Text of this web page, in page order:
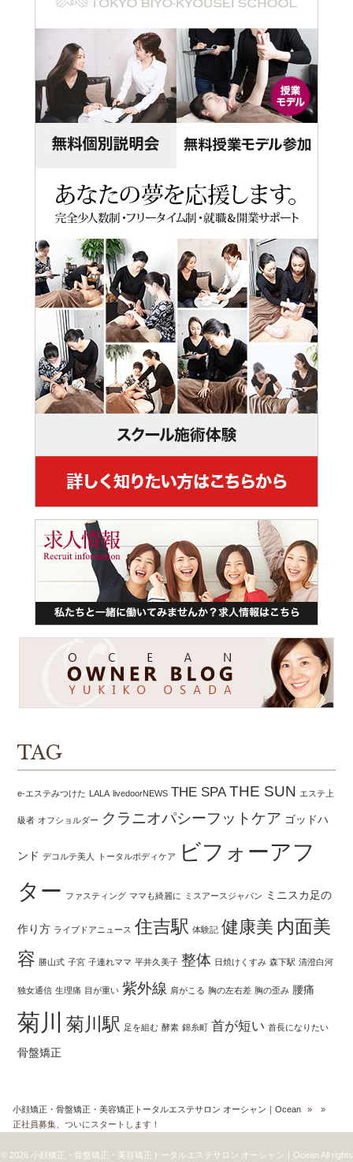
TAG
e-エステみつけた LALA livedoorNEWS THE SPA THE SUN エステ上
級者 オフショルダー クラニオパシーフットケア ゴッドハ
ンド デコルテ美人 トータルボディケア
ビフォーアフ
ター ファスティング ママも綺麗に ミスアースジャパン ミニスカ足の
作り方 ライブドアニュース 住吉駅 体験記 健康美 内面美
容 勝山式 子宮 子連れママ 平井久美子 整体 日焼けくすみ 森下駅 清澄白河
独女通信 生理痛 目が重い 紫外線 肩がこる 胸の左右差 胸の歪み 腰痛
菊川 菊川駅 足を組む 酵素 錦糸町 首が短い 首長になりたい
骨盤矯正
小顔矯正・骨盤矯正・美容矯正トータルエステサロン オーシャン｜Ocean »
»
正社員募集、ついにスタートします！
© 2026 小顔矯正・骨盤矯正・美容矯正トータルエステサロン オーシャン｜Ocean All rights